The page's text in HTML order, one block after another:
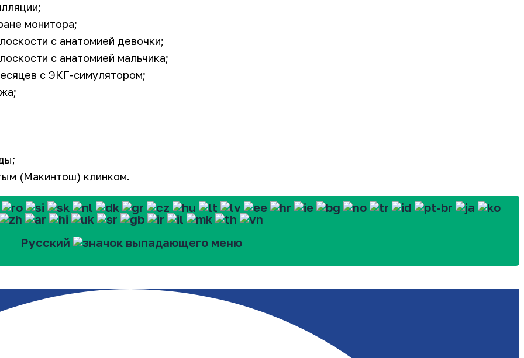
монитора;
с анатомией девочки;
с анатомией мальчика;
с ЭКГ-симулятором;
(Макинтош) клинком.
Русский